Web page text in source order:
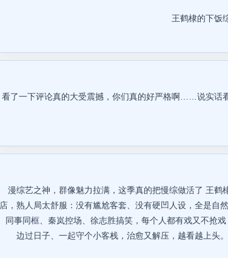
王鹤棣的下饭
看了一下评论真的大受震撼，你们真的好严格啊……说实话
漫综艺之神，群像魅力拉满，这季真的把慢综做活了 王
店，熟人局太舒服：没有尴尬客套、没有硬凹人设，全是自
同事同框、秦岚控场、徐志胜搞笑，每个人都有戏又不抢
边过日子、一起守个小客栈，治愈又解压，越看越上头